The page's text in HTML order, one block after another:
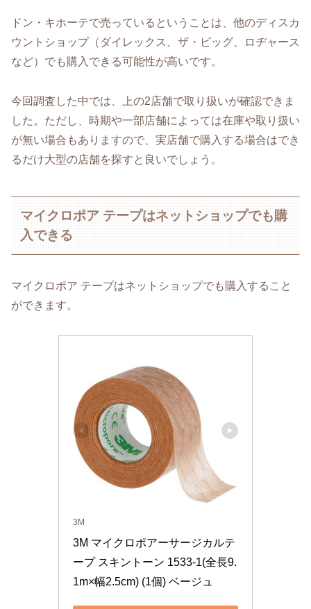
ドン・キホーテで売っているということは、他のディスカ
ウントショップ（ダイレックス、ザ・ビッグ、ロヂャース
など）でも購入できる可能性が高いです。
今回調査した中では、上の2店舗で取り扱いが確認できま
した。ただし、時期や一部店舗によっては在庫や取り扱い
が無い場合もありますので、実店舗で購入する場合はでき
るだけ大型の店舗を探すと良いでしょう。
マイクロポア テープはネットショップでも購
入できる
マイクロポア テープはネットショップでも購入すること
ができます。
3M
3M マイクロポアーサージカルテ
ープ スキントーン 1533-1(全長9.
1m×幅2.5cm) (1個) ベージュ